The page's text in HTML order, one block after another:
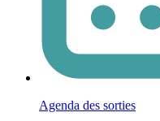
Agenda des sorties